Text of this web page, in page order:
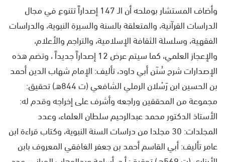
وأضاف المستشار بوملحه أن الـ 147 إصداراً تتنوع في مجال
الدراسات القرآنية، والمتعلقة بالسنة والسيرة النبوية، والدراسات
الفقهية، وسلسلة الثقافة الإسلامية، والتراجم والأعلام،
والإعجاز العلمي، كما سيتم عرض 12 إصداراً جديداً ، وتضم هذه
الإصدارات شرح سُنَن أبي داود، تأليف: الإمام شهاب الدين أحمد
بن الحسين ابن رَسْلان الرملي الشافعي (ت 844هـ) تحقيق:
مجموعة من المحققين وراجعه وأشرف على إخراجه وقدم له:
الأستاذ الدكتور محمد عبدالرحيم سلطان العلماء، وعدد
المجلدات: 30 مجلدا من دراسات السنة النبوية، وكتاب قراءة ابن
عامر تأليف: أبي القاسم أحمد بن جعفر الغافقي المعروف بابن